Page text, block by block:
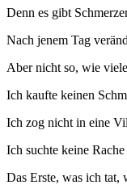
Denn es gibt
Nach jenem Tag
Aber nicht so, wie
Ich kaufte keinen
Ich zog nicht in eine
Ich suchte keine
Das Erste, was ich tat,